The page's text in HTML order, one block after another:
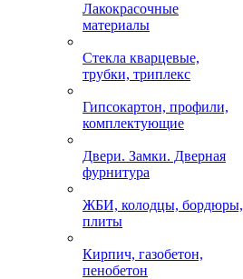
Лакокрасочные
материалы
Стекла кварцевые,
трубки, триплекс
Гипсокартон, профили,
комплектующие
Двери. Замки. Дверная
фурнитура
ЖБИ, колодцы, бордюры,
плиты
Кирпич, газобетон,
пенобетон